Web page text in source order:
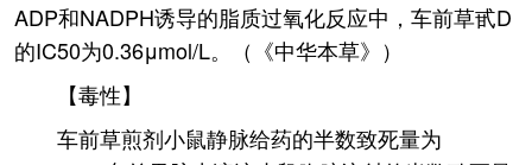
ADP和NADPH诱导的脂质过氧化反应中，车前草甙D
的IC50为0.36μmol/L。（《中华本草》）
【毒性】
车前草煎剂小鼠静脉给药的半数致死量为